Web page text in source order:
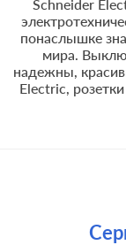
Schneider
понаслышке
мира.
надежны,
Electric,